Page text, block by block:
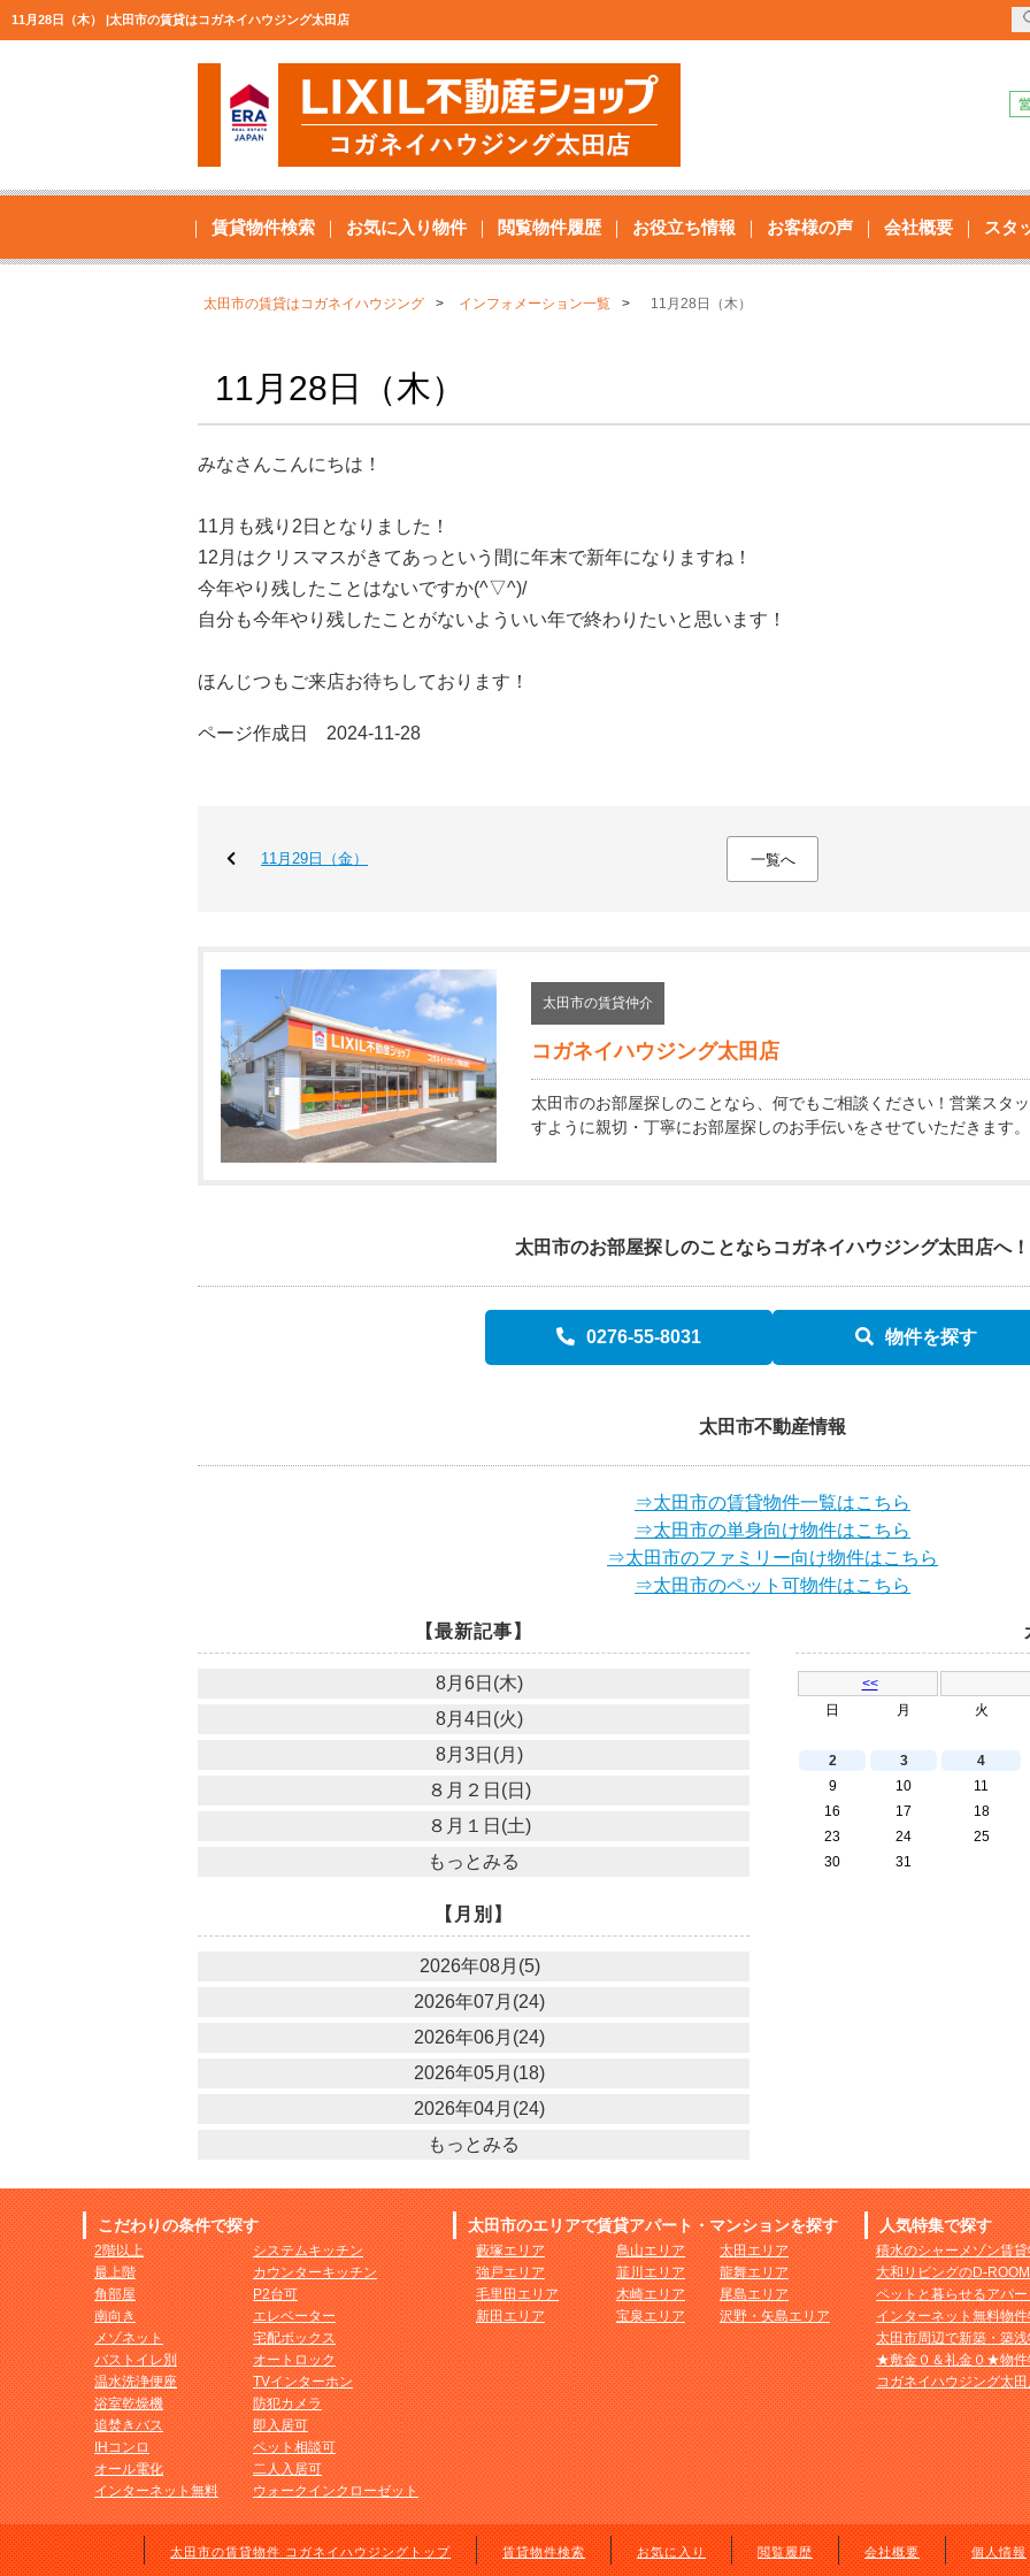
11月28日（木） |太田市の賃貸はコガネイハウジング太田店
賃貸物件検索 お気に入り物件 閲覧物件履歴 お役立ち情報 お客様の声 会社概要 スタ
太田市の賃貸はコガネイハウジング インフォメーション一覧 11月28日（木）
11月28日（木）
みなさんこんにちは！
11月も残り2日となりました！
12月はクリスマスがきてあっという間に年末で新年になりますね！
今年やり残したことはないですか(^▽^)/
自分も今年やり残したことがないよういい年で終わりたいと思います！
ほんじつもご来店お待ちしております！
ページ作成日 2024-11-28
11月29日（金） 一覧へ
太田市の賃貸仲介
コガネイハウジング太田店
太田市のお部屋探しのことなら、何でもご相談ください！営業スタ
すように親切・丁寧にお部屋探しのお手伝いをさせていただきます。
太田市のお部屋探しのことなら コガネイハウジング太田店へ！
0276-55-8031 物件を探す
太田市不動産情報
⇒太田市の賃貸物件一覧はこちら
⇒太田市の単身向け物件はこちら
⇒太田市のファミリー向け物件はこちら
⇒太田市のペット可物件はこちら
【最新記事】
8月6日(木)
8月4日(火)
8月3日(月)
８月２日(日)
８月１日(土)
もっとみる
<<
日
月 火
2
3 4
9
10 11
16
17 18
23
24 25
30
31
【月別】
2026年08月(5)
2026年07月(24)
2026年06月(24)
2026年05月(18)
2026年04月(24)
もっとみる
こだわりの条件で探す
2階以上
最上階
角部屋
南向き
メゾネット
バストイレ別
温水洗浄便座
浴室乾燥機
追焚きバス
IHコンロ
オール電化
インターネット無料
システムキッチン
カウンターキッチン
P2台可
エレベーター
宅配ボックス
オートロック
TVインターホン
防犯カメラ
即入居可
ペット相談可
二人入居可
ウォークインクローゼット
太田市のエリアで賃貸アパート・マンションを探す
藪塚エリア
強戸エリア
毛里田エリア
新田エリア
鳥山エリア
韮川エリア
木崎エリア
宝泉エリア
太田エリア
龍舞エリア
尾島エリア
沢野・矢島エリア
人気特集で探す
積水のシャーメゾン賃
大和リビングのD-
ペットと暮らせるアパ
インターネット無料物
太田市周辺で新築・築
★敷金０＆礼金０★物
コガネイハウジング太
太田市の賃貸物件 コガネイハウジングトップ 賃貸物件検索 お気に入り 閲覧履歴 会社概要 個人情報